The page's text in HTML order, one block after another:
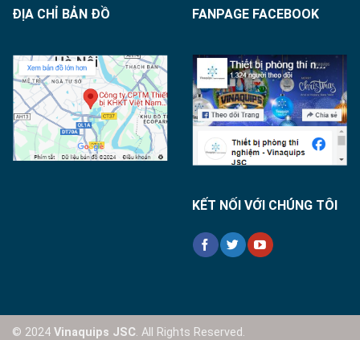
ĐỊA CHỈ BẢN ĐỒ FANPAGE FACEBOOK
KẾT NỐI VỚI CHÚNG TÔI
© 2024 Vinaquips JSC. All Rights Reserved.